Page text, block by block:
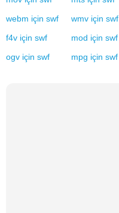
webm için swf wmv için swf
f4v için swf mod için swf
ogv için swf mpg için swf